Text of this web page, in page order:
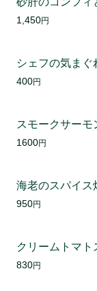
1,450円
シェフの気ま
400円
スモークサー
1600円
海老のスパイ
950円
クリームトマ
830円